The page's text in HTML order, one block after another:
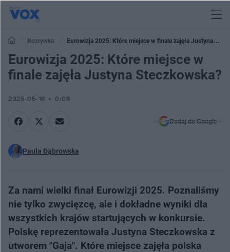
Rozrywka
Eurowizja 2025: Które miejsce w finale zajęła Justyna
Steczkowska?
Eurowizja 2025: Które miejsce w
finale zajęła Justyna Steczkowska?
2025-05-18 0:08
Dodaj do Google
Paula Dąbrowska
Za nami wielki finał Eurowizji 2025. Poznaliśmy
nie tylko zwycięzcę, ale i dokładne wyniki dla
wszystkich krajów startujących w konkursie.
Polskę reprezentowała Justyna Steczkowska z
utworem "Gaja". Które miejsce zajęła polska